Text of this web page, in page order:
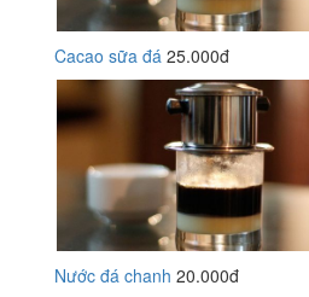
Cacao sữa đá 25.000đ
Nước đá chanh 20.000đ